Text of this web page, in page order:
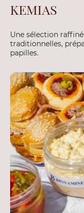
KEMIAS
Une sélection
traditionnelles,
papilles.